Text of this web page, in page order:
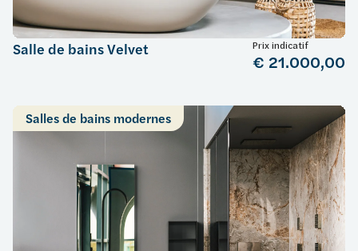
Salle de bains Velvet Prix indicatif
€ 21.000,00
Salles de bains modernes